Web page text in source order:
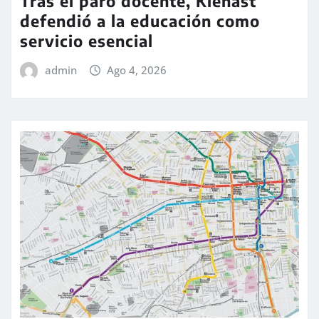
defendió a la educación como
servicio esencial
admin Ago 4, 2026